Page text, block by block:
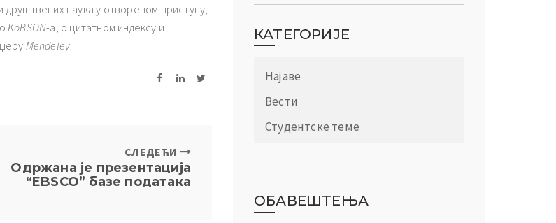
наука у отвореном приступу,
KoBSON-а, о цитатном индексу и
Mendeley.
СЛЕДЕЋИ
Одржана је презентација
“EBSCO” базе података
КАТЕГОРИЈЕ
Најаве
Вести
Студентске теме
ОБАВЕШТЕЊА